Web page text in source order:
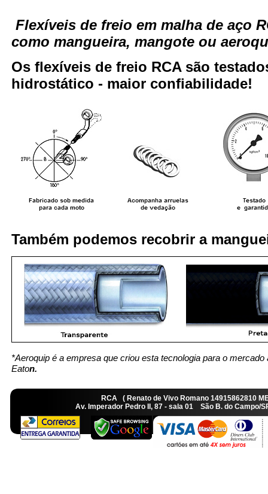
Flexíveis de freio em malha de aço
como mangueira, mangote ou
Os flexíveis de freio RCA são
hidrostático - maior confiabilidade!
Também podemos recobrir a
*Aeroquip é a empresa que criou esta tecnologia para o
Eaton.
RCA ( Renato de Vivo Romano
Av. Imperador Pedro II, 87 - sala 01 São B. do